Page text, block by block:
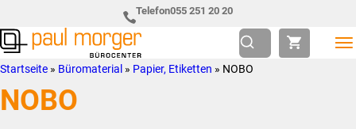
Hauptnavigation
springen
to
main
content
Telefon055 251 20 20
Paul
Morger
AG
so
individuell
wie
Startseite » Büromaterial » Papier, Etiketten » NOBO
NOBO